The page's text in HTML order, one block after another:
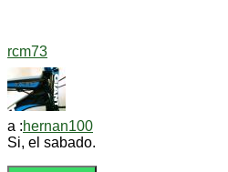
rcm73
a :hernan100
Si, el sabado.